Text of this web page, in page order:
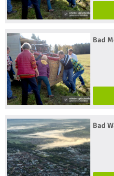
Bad
Bad